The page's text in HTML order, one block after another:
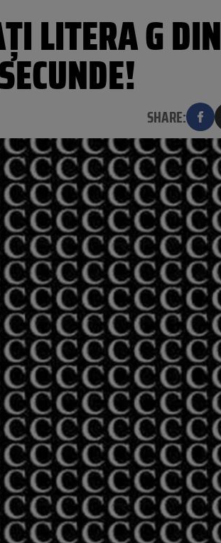
LITERA G DIN
SHARE: